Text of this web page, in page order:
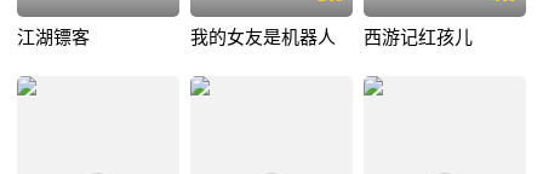
江湖镖客 我的女友是机器人 西游记红孩儿